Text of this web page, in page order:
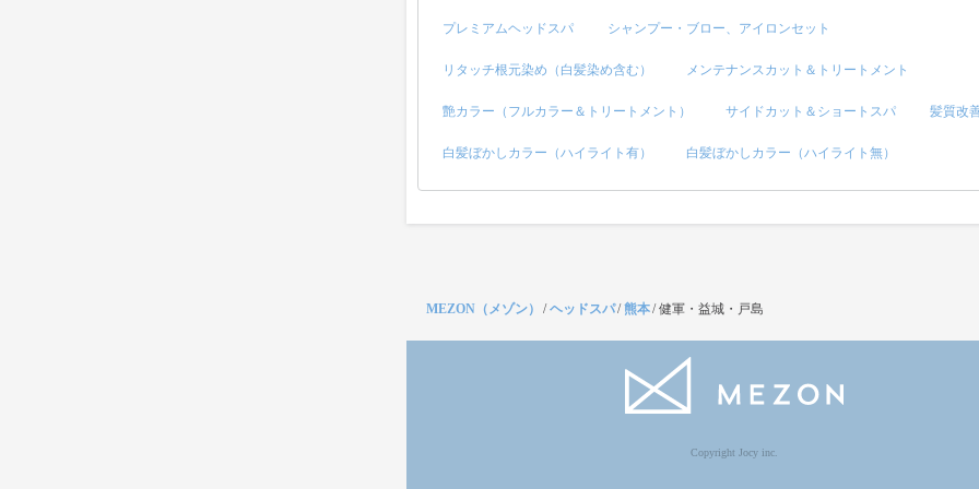
プレミアムヘッドスパ シャンプー・ブロー、アイロンセット
リタッチ根元染め（白髪染め含む） メンテナンスカット＆トリートメント
艶カラー（フルカラー＆トリートメント） サイドカット＆ショートスパ 髪質改
白髪ぼかしカラー（ハイライト有） 白髪ぼかしカラー（ハイライト無）
MEZON（メゾン） /ヘッドスパ/熊本/健軍・益城・戸島
Copyright Jocy inc.